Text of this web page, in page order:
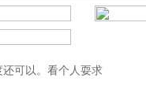
可以。看个人耍求